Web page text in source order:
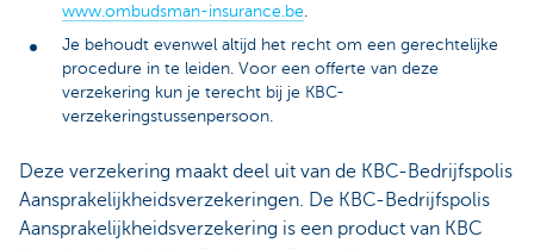
www.ombudsman-insurance.be
Je behoudt evenwel altijd het recht om een gerechtelijke
procedure in te leiden. Voor een offerte van deze
verzekering kun je terecht bij je KBC-
verzekeringstussenpersoon.
Deze verzekering maakt deel uit van de KBC-Bedrijfspolis
Aansprakelijkheidsverzekeringen. De KBC-Bedrijfspolis
Aansprakelijkheidsverzekering is een product van KBC